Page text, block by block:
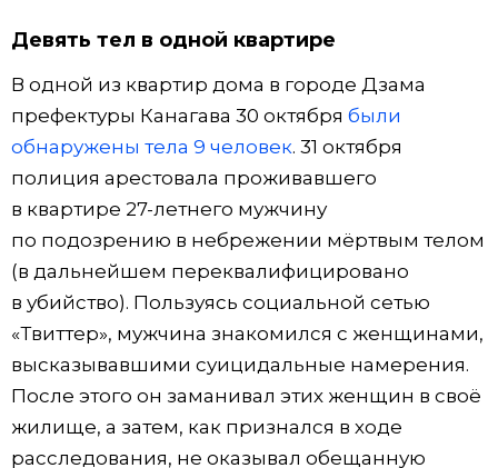
Девять тел в одной квартире
В одной из квартир дома в городе Дзама
префектуры Канагава 30 октября были
обнаружены тела 9 человек. 31 октября
полиция арестовала проживавшего
в квартире 27-летнего мужчину
по подозрению в небрежении мёртвым телом
(в дальнейшем переквалифицировано
в убийство). Пользуясь социальной сетью
«Твиттер», мужчина знакомился с женщинами,
высказывавшими суицидальные намерения.
После этого он заманивал этих женщин в своё
жилище, а затем, как признался в ходе
расследования, не оказывал обещанную